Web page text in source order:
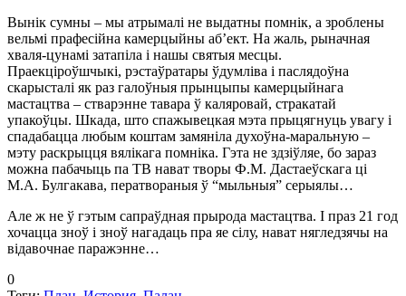
Вынік сумны – мы атрымалі не выдатны помнік, а зроблены
вельмі прафесійна камерцыйны аб’ект. На жаль, рыначная
хваля-цунамі затапіла і нашы святыя месцы.
Праекціроўшчыкі, рэстаўратары ўдумліва і паслядоўна
скарысталі як раз галоўныя прынцыпы камерцыйнага
мастацтва – стварэнне тавара ў каляровай, стракатай
упакоўцы. Шкада, што спажывецкая мэта прыцягнуць увагу і
спадабацца любым коштам замяніла духоўна-маральную –
мэту раскрыцця вялікага помніка. Гэта не здзіўляе, бо зараз
можна пабачыць па ТВ нават творы Ф.М. Дастаеўскага ці
М.А. Булгакава, ператвораныя ў “мыльныя” серыялы…
Але ж не ў гэтым сапраўдная прырода мастацтва. І праз 21 год
хочацца зноў і зноў нагадаць пра яе сілу, нават нягледзячы на
відавочнае паражэнне…
0